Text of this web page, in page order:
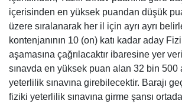
içerisinden en yüksek puandan düşük
üzere sıralanarak her il için ayrı ayrı
kontenjanının 10 (on) katı kadar aday
aşamasına çağrılacaktır ibaresine yer
sınavda en yüksek puan alan 32 bin 500
yeterlilik sınavına girebilecektir. Barajı
fiziki yeterlilik sınavına girme şansı